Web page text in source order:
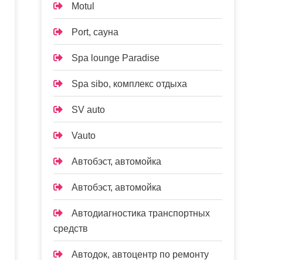
Motul
Port, сауна
Spa lounge Paradise
Spa sibo, комплекс отдыха
SV auto
Vauto
Автобэст, автомойка
Автобэст, автомойка
Автодиагностика транспортных
средств
Автодок, автоцентр по ремонту